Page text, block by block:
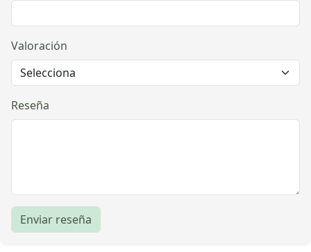
Valoración
Reseña
Enviar reseña